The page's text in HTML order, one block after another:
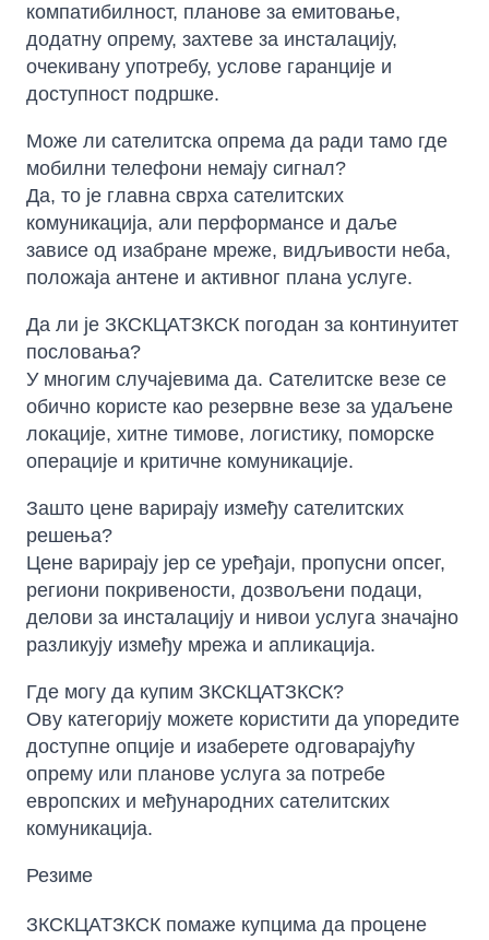
компатибилност, планове за емитовање,
додатну опрему, захтеве за инсталацију,
очекивану употребу, услове гаранције и
доступност подршке.
Може ли сателитска опрема да ради тамо где
мобилни телефони немају сигнал?
Да, то је главна сврха сателитских
комуникација, али перформансе и даље
зависе од изабране мреже, видљивости неба,
положаја антене и активног плана услуге.
Да ли је ЗКСКЦАТЗКСК погодан за континуитет
пословања?
У многим случајевима да. Сателитске везе се
обично користе као резервне везе за удаљене
локације, хитне тимове, логистику, поморске
операције и критичне комуникације.
Зашто цене варирају између сателитских
решења?
Цене варирају јер се уређаји, пропусни опсег,
региони покривености, дозвољени подаци,
делови за инсталацију и нивои услуга значајно
разликују између мрежа и апликација.
Где могу да купим ЗКСКЦАТЗКСК?
Ову категорију можете користити да упоредите
доступне опције и изаберете одговарајућу
опрему или планове услуга за потребе
европских и међународних сателитских
комуникација.
Резиме
ЗКСКЦАТЗКСК помаже купцима да процене